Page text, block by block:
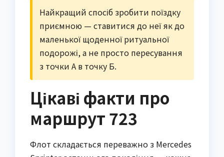
Найкращий спосіб зробити поїздку
приємною — ставитися до неї як до
маленької щоденної ритуальної
подорожі, а не просто пересування
з точки А в точку Б.
Цікаві факти про
маршрут 723
Флот складається переважно з Mercedes